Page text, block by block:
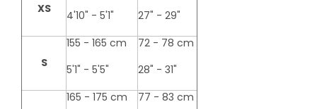
XS
4'10" - 5'1"
27" - 29"
S
155 - 165 cm
5'1" - 5'5"
72 - 78 cm
28" - 31"
165 - 175 cm
77 - 83 cm